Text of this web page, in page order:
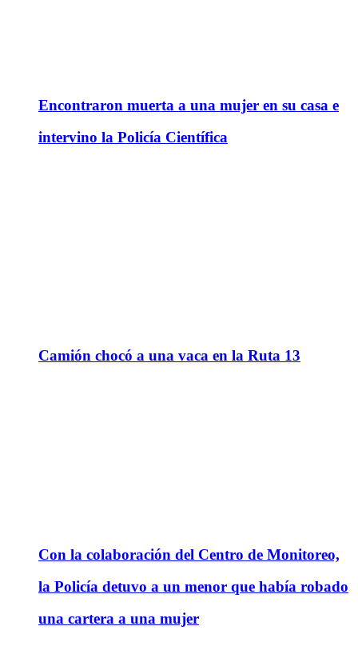
Encontraron muerta a una mujer en su casa e
intervino la Policía Científica
Camión chocó a una vaca en la Ruta 13
Con la colaboración del Centro de Monitoreo,
la Policía detuvo a un menor que había robado
una cartera a una mujer